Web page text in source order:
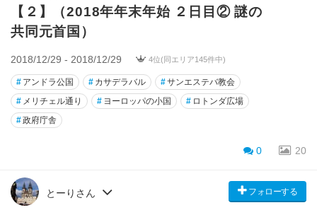
【２】（2018年年末年始 ２日目② 謎の
共同元首国）
2018/12/29 - 2018/12/29 4位(同エリア145件中)
# アンドラ公国 # カサデラバル #サンエステバ教会
# メリチェル通り # ヨーロッパの小国 # ロトンダ広場
#政府庁舎
0 20
とーりさん フォローする